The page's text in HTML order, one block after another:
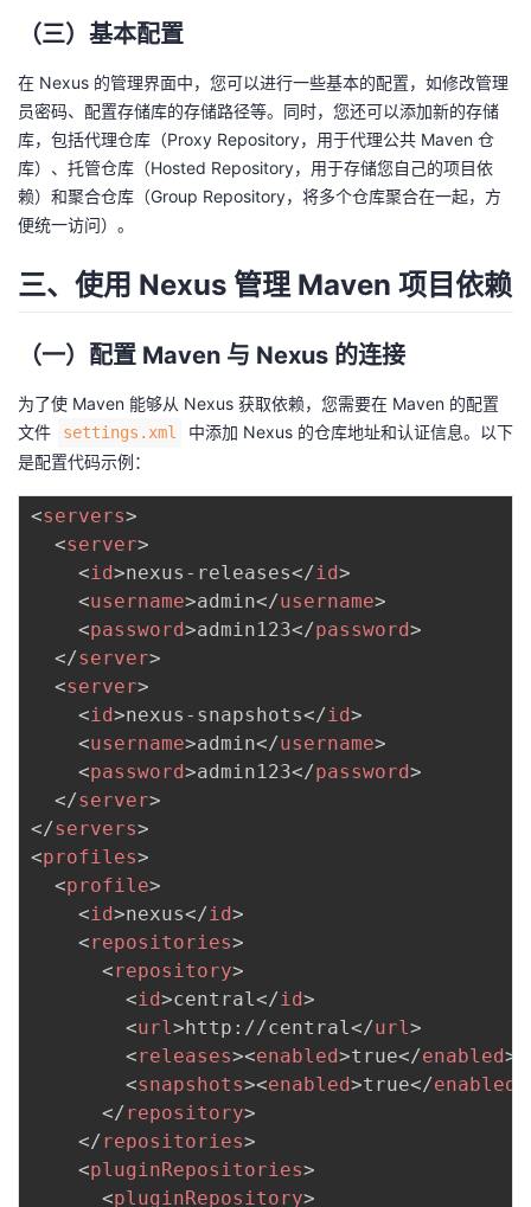
课
程
的
认
我
的
验
我
收
术
云
（三）基本配置
在 Nexus 的管理界面中，您可以进行一些基本的配置，如修改管理
员密码、配置存储库的存储路径等。同时，您还可以添加新的存储
库，包括代理仓库（Proxy Repository，用于代理公共 Maven 仓
库）、托管仓库（Hosted Repository，用于存储您自己的项目依
赖）和聚合仓库（Group Repository，将多个仓库聚合在一起，方
便统一访问）。
三、使用 Nexus 管理 Maven 项目依赖
（一）配置 Maven 与 Nexus 的连接
为了使 Maven 能够从 Nexus 获取依赖，您需要在 Maven 的配置
文件
settings.xml
中添加 Nexus 的仓库地址和认证信息。以下
是配置代码示例：
<servers>
<server>
<id>nexus-releases</id>
<username>admin</username>
<password>admin123</password>
</server>
<server>
<id>nexus-snapshots</id>
<username>admin</username>
<password>admin123</password>
</server>
</servers>
<profiles>
<profile>
<id>nexus</id>
<repositories>
<repository>
<id>central</id>
<url> http://central</url>
<releases><enabled>true</enabled>
<snapshots><enabled>true</enabled
</repository>
</repositories>
<pluginRepositories>
<pluginRepository>